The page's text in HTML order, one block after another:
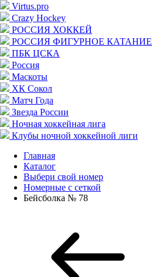
Virtus.pro
Crazy Hockey
РОССИЯ ХОККЕЙ
РОССИЯ ФИГУРНОЕ КАТАНИЕ
ПБК ЦСКА
Россия
Маскоты
ХК Сокол
Матч Года
Звезда России
Ночная хоккейная лига
Клубы ночной хоккейной лиги
Главная
Каталог
Выбери свой номер
Номерные с сеткой
Бейсболка № 78